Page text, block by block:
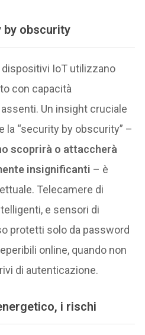
by obscurity
IoT utilizzano
con capacità
Un insight cruciale
la “security by obscurity” –
scoprirà o attaccherà
insignificanti – è
Telecamere di
e sensori di
protetti solo da password
online, quando non
di autenticazione.
i rischi